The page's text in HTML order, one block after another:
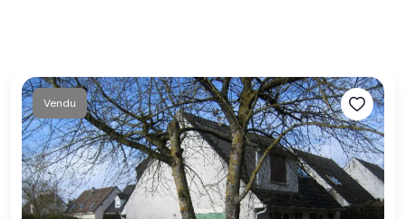
Vendu